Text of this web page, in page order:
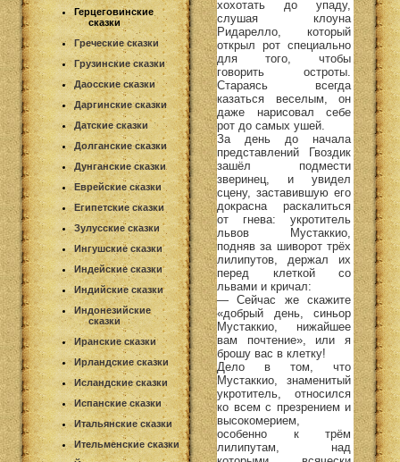
Герцеговинские
сказки
Греческие сказки
Грузинские сказки
Даосские сказки
Даргинские сказки
Датские сказки
Долганские сказки
Дунганские сказки
Еврейские сказки
Египетские сказки
Зулусские сказки
Ингушские сказки
Индейские сказки
Индийские сказки
Индонезийские
сказки
Иранские сказки
Ирландские сказки
Исландские сказки
Испанские сказки
Итальянские сказки
Ительменские сказки
хохотать до упаду,
слушая клоуна
Ридарелло, который
открыл рот специально
для того, чтобы
говорить остроты.
Стараясь всегда
казаться веселым, он
даже нарисовал себе
рот до самых ушей.
За день до начала
представлений Гвоздик
зашёл подмести
зверинец, и увидел
сцену, заставившую его
докрасна раскалиться
от гнева: укротитель
львов Мустаккио,
подняв за шиворот трёх
лилипутов, держал их
перед клеткой со
львами и кричал:
— Сейчас же скажите
«добрый день, синьор
Мустаккио, нижайшее
вам почтение», или я
брошу вас в клетку!
Дело в том, что
Мустаккио, знаменитый
укротитель, относился
ко всем с презрением и
высокомерием,
особенно к трём
лилипутам, над